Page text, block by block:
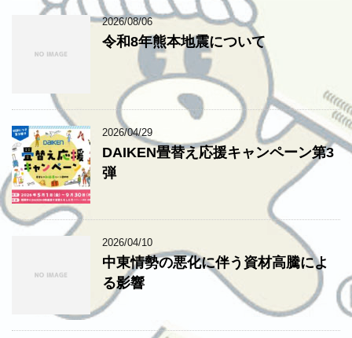
2026/08/06
令和8年熊本地震について
2026/04/29
DAIKEN畳替え応援キャンペーン第3
弾
2026/04/10
中東情勢の悪化に伴う資材高騰によ
る影響